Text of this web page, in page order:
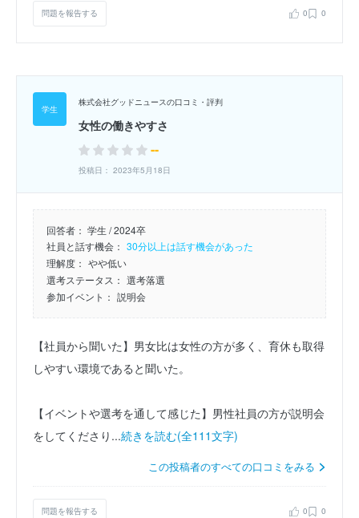
問題を報告する 0 0
株式会社グッドニュースの口コミ・評判
女性の働きやすさ
--
投稿日： 2023年5月18日
回答者： 学生 / 2024卒
社員と話す機会： 30分以上は話す機会があった
理解度： やや低い
選考ステータス： 選考落選
参加イベント： 説明会
【社員から聞いた】男女比は女性の方が多く、育休も取得
しやすい環境であると聞いた。
【イベントや選考を通して感じた】男性社員の方が説明会
をしてくださり...続きを読む(全111文字)
この投稿者のすべての口コミをみる
問題を報告する 0 0